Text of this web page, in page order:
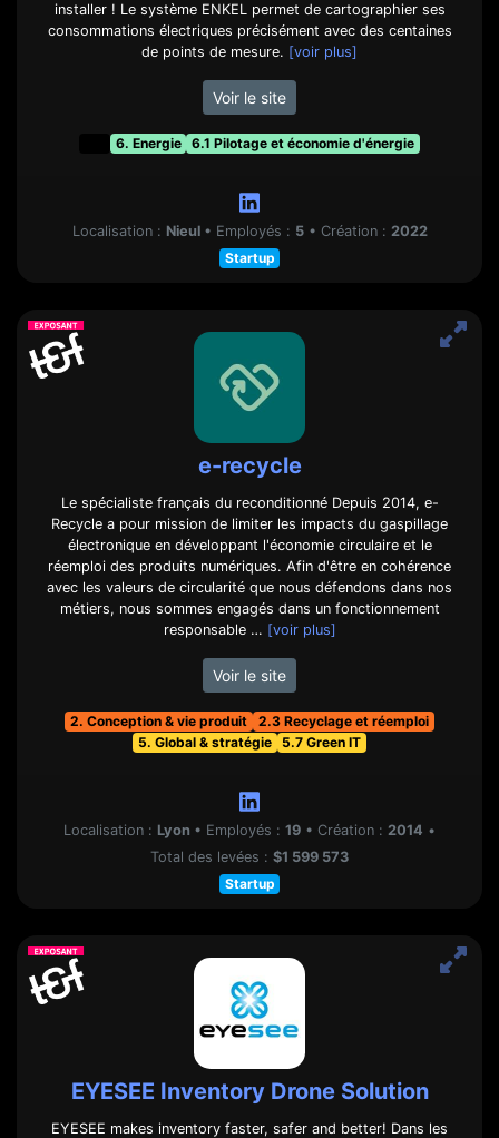
installer ! Le système ENKEL permet de cartographier ses
consommations électriques précisément avec des centaines
de points de mesure. [voir plus]
Voir le site
6. Energie 6.1 Pilotage et économie d'énergie
Localisation : Nieul • Employés : 5 • Création : 2022
Startup
e-recycle
Le spécialiste français du reconditionné Depuis 2014, e-
Recycle a pour mission de limiter les impacts du gaspillage
électronique en développant l'économie circulaire et le
réemploi des produits numériques. Afin d'être en cohérence
avec les valeurs de circularité que nous défendons dans nos
métiers, nous sommes engagés dans un fonctionnement
responsable … [voir plus]
Voir le site
2. Conception & vie produit
2.3 Recyclage et réemploi
5. Global & stratégie
5.7 Green IT
Localisation : Lyon • Employés : 19 • Création : 2014 •
Total des levées : $1 599 573
Startup
EYESEE Inventory Drone Solution
EYESEE makes inventory faster, safer and better! Dans les